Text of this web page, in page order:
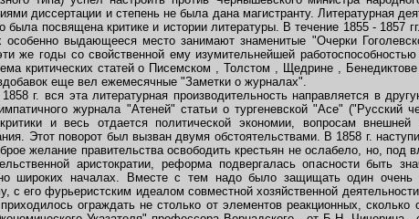
диссертации и степень не была дана магистранту. Литературная
была посвящена критике и истории литературы. В течение 1855 - 1857
особенно выдающееся место занимают знаменитые "Очерки
же годы со свойственной ему изумительнейшей
критических статей о Писемском , Толстом , Щедрине ,
еще вел ежемесячные "Заметки о журналах".
г. вся эта литературная производительность направляется в
журнала "Атеней" статьи о тургеневской "Асе" ("Русский
и весь отдается политической экономии, вопросам
Этот поворот был вызван двумя обстоятельствами. В 1858 г.
желание правительства освободить крестьян не ослабело, но, под
аристократии, реформа подвергалась опасности быть
широких началах. Вместе с тем надо было защищать один очень
с его фурьеристским идеалом совместной хозяйственной
ограждать не столько от элементов реакционных,